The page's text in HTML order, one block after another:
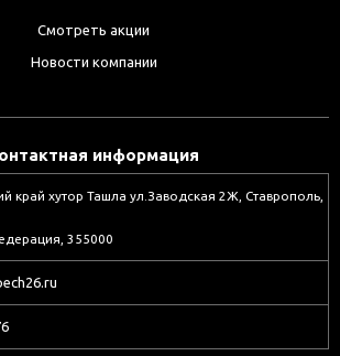
Смотреть акции
Новости компании
информация
край хутор Ташла ул.Заводская 2Ж, Ставрополь,
355000